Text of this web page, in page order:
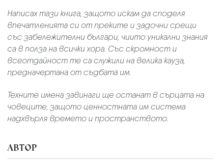
Написах тази книга, защото искам да споделя
впечатленията си от преките и задочни срещи
със забележителни българи, чиито уникални знания
са в полза на всички хора. Със скромност и
всеотдайност те са служили на велика кауза,
предначертана от съдбата им.
Техните имена завинаги ще останат в сърцата на
човеците, защото ценностната им система
надхвърля времето и пространството.
АВТОР